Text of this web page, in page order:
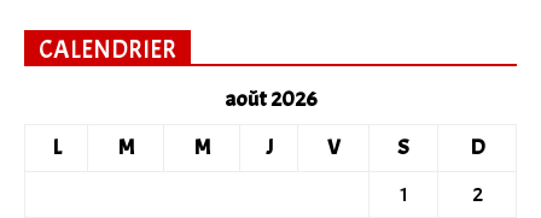
CALENDRIER
août 2026
L
M M J V S
D
1
2